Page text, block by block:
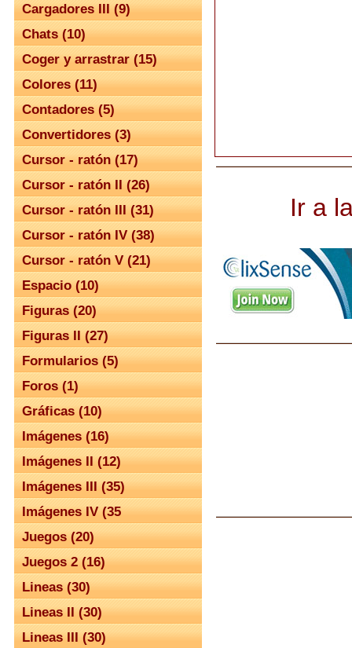
Cargadores III (9)
Chats (10)
Coger y arrastrar (15)
Colores (11)
Contadores (5)
Convertidores (3)
Cursor - ratón (17)
Cursor - ratón II (26)
Cursor - ratón III (31)
Cursor - ratón IV (38)
Cursor - ratón V (21)
Espacio (10)
Figuras (20)
Figuras II (27)
Formularios (5)
Foros (1)
Gráficas (10)
Imágenes (16)
Imágenes II (12)
Imágenes III (35)
Imágenes IV (35
Juegos (20)
Juegos 2 (16)
Lineas (30)
Lineas II (30)
Lineas III (30)
Ir a